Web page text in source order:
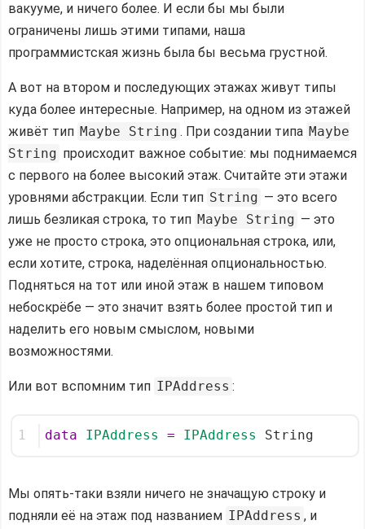
вакууме, и ничего более. И если бы мы были
ограничены лишь этими типами, наша
программистская жизнь была бы весьма грустной.
А вот на втором и последующих этажах живут типы
куда более интересные. Например, на одном из этажей
живёт тип Maybe String . При создании типа Maybe
String происходит важное событие: мы поднимаемся
с первого на более высокий этаж. Считайте эти этажи
уровнями абстракции. Если тип String — это всего
лишь безликая строка, то тип Maybe String — это
уже не просто строка, это опциональная строка, или,
если хотите, строка, наделённая опциональностью.
Подняться на тот или иной этаж в нашем типовом
небоскрёбе — это значит взять более простой тип и
наделить его новым смыслом, новыми
возможностями.
Или вот вспомним тип IPAddress :
1 data IPAddress = IPAddress String
Мы опять-таки взяли ничего не значащую строку и
подняли её на этаж под названием IPAddress , и